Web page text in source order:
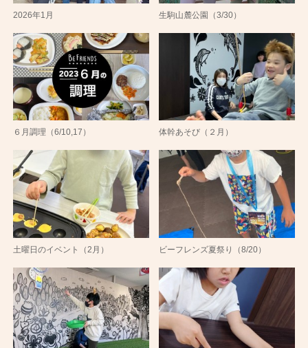
2026年1月 生駒山麓公園（3/30）
６月調理（6/10,17） 体幹あそび（２月）
土曜日のイベント（2月） ビーフレンズ夏祭り（8/20）